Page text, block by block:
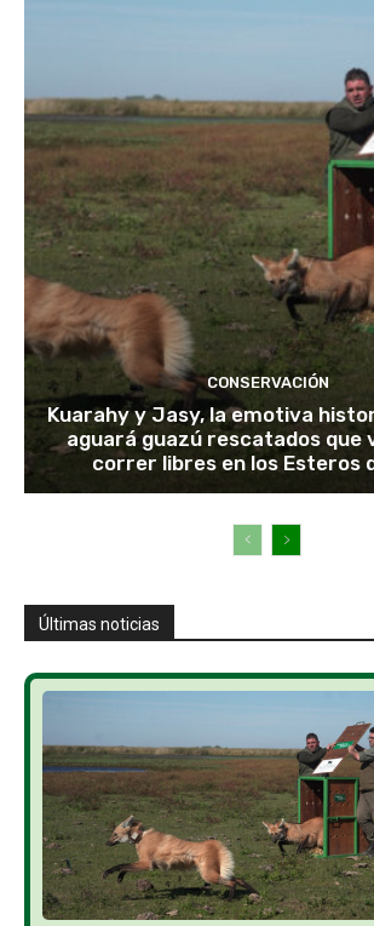
CONSERVACIÓN
Kuarahy y Jasy, la emotiva
aguará guazú rescatados que
correr libres en los Esteros
Últimas noticias